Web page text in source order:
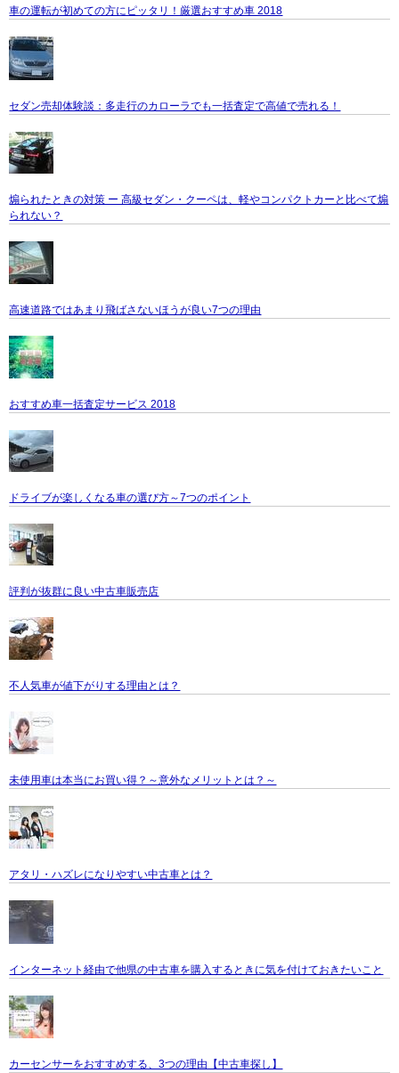
車の運転が初めての方にピッタリ！厳選おすすめ車 2018
セダン売却体験談：多走行のカローラでも一括査定で高値で売れる！
煽られたときの対策 ー 高級セダン・クーペは、軽やコンパクトカーと比べて煽
られない？
高速道路ではあまり飛ばさないほうが良い7つの理由
おすすめ車一括査定サービス 2018
ドライブが楽しくなる車の選び方～7つのポイント
評判が抜群に良い中古車販売店
不人気車が値下がりする理由とは？
未使用車は本当にお買い得？～意外なメリットとは？～
アタリ・ハズレになりやすい中古車とは？
インターネット経由で他県の中古車を購入するときに気を付けておきたいこと
カーセンサーをおすすめする、3つの理由【中古車探し】